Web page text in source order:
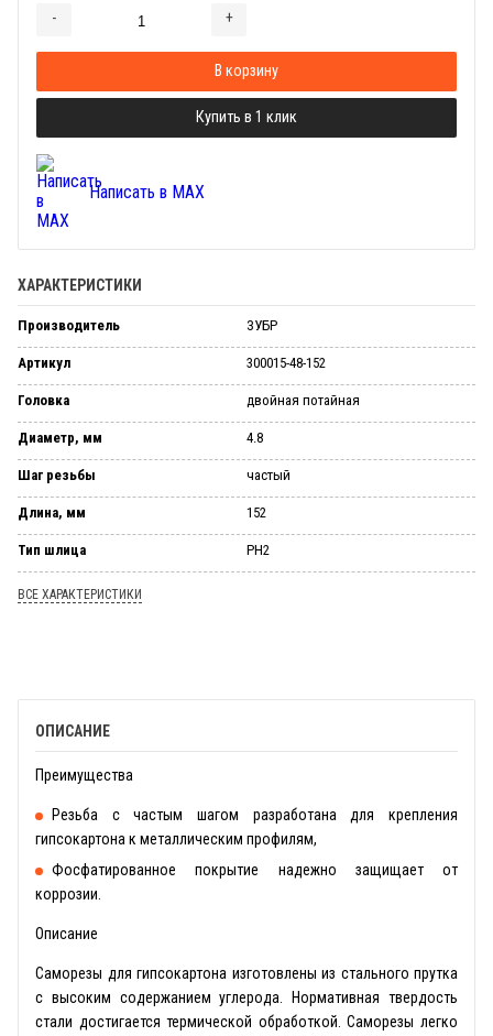
- +
В корзину
Купить в 1 клик
Написать в MAX
ХАРАКТЕРИСТИКИ
Производитель ЗУБР
Артикул 300015-48-152
Головка двойная потайная
Диаметр, мм 4.8
Шаг резьбы частый
Длина, мм 152
Тип шлица PH2
ВСЕ ХАРАКТЕРИСТИКИ
ОПИСАНИЕ
Преимущества
Резьба с частым шагом разработана для крепления
гипсокартона к металлическим профилям,
Фосфатированное покрытие надежно защищает от
коррозии.
Описание
Саморезы для гипсокартона изготовлены из стального прутка
с высоким содержанием углерода. Нормативная твердость
стали достигается термической обработкой. Саморезы легко